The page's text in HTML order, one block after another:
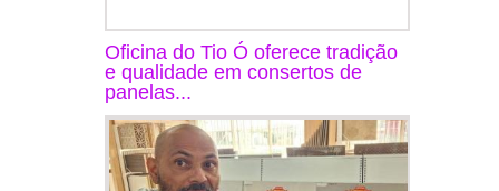
Oficina do Tio Ó oferece tradição
e qualidade em consertos de
panelas...